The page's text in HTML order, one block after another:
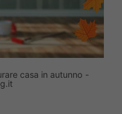
casa in autunno -